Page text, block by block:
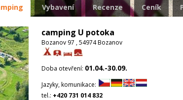
Vybavení Recenze Ceník
camping U potoka
Bozanov 97 , 54974 Bozanov
Doba otevření: 01.04.-30.09.
Jazyky, komunikace:
tel.: +420 731 014 832